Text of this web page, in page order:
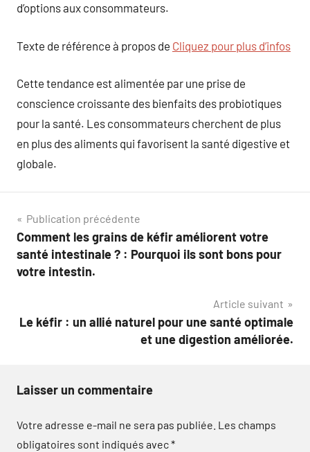
d’options aux consommateurs.
Texte de référence à propos de Cliquez pour plus d’infos
Cette tendance est alimentée par une prise de
conscience croissante des bienfaits des probiotiques
pour la santé. Les consommateurs cherchent de plus
en plus des aliments qui favorisent la santé digestive et
globale.
Navigation
de
l’article
Publication précédente
Comment les grains de kéfir améliorent votre
santé intestinale ? : Pourquoi ils sont bons pour
votre intestin.
Article suivant
Le kéfir : un allié naturel pour une santé optimale
et une digestion améliorée.
Laisser un commentaire
Votre adresse e-mail ne sera pas publiée. Les champs
obligatoires sont indiqués avec*